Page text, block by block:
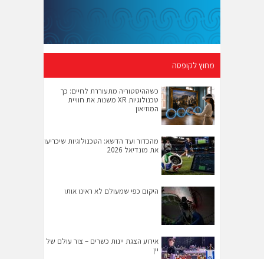
מחוץ לקופסה
כשההיסטוריה מתעוררת לחיים: כך
טכנולוגיות XR משנות את חוויית
המוזיאון
מהכדור ועד הדשא: הטכנולוגיות שיכריעו
את מונדיאל 2026
היקום כפי שמעולם לא ראינו אותו
אירוע הצגת יינות כשרים – צור עולם של
יין